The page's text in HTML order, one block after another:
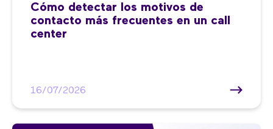
Cómo detectar los motivos de
contacto más frecuentes en un call
center
16/07/2026